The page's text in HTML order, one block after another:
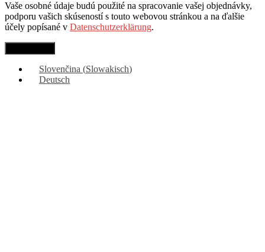
Vaše osobné údaje budú použité na spracovanie vašej objednávky,
podporu vašich skúseností s touto webovou stránkou a na ďalšie
účely popísané v Datenschutzerklärung.
Slovenčina (Slowakisch)
Deutsch